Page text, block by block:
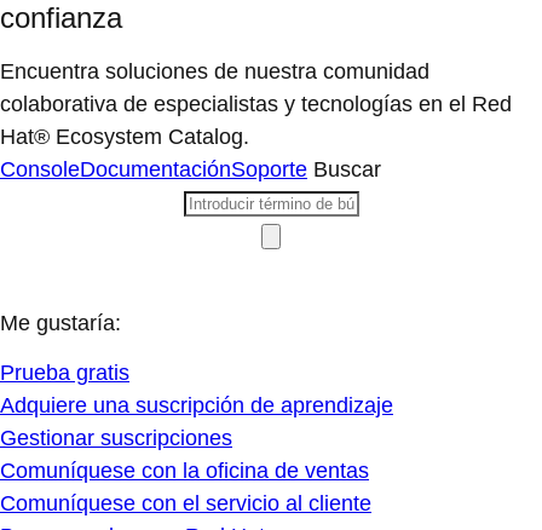
confianza
Encuentra soluciones de nuestra comunidad
colaborativa de especialistas y tecnologías en el Red
Hat® Ecosystem Catalog.
ConsoleDocumentaciónSoporte Buscar
Me gustaría:
Prueba gratis
Adquiere una suscripción de aprendizaje
Gestionar suscripciones
Comuníquese con la oficina de ventas
Comuníquese con el servicio al cliente